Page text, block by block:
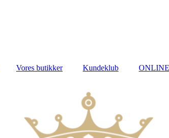
Vores butikker Kundeklub